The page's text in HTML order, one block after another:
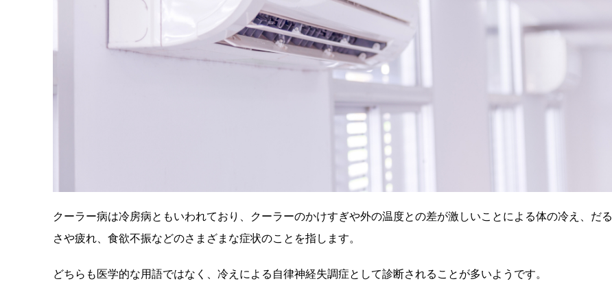
クーラー病は冷房病ともいわれており、クーラーのかけすぎや外の温度との差が激しいことによる体の冷え、だる
さや疲れ、食欲不振などのさまざまな症状のことを指します。
どちらも医学的な用語ではなく、冷えによる自律神経失調症として診断されることが多いようです。